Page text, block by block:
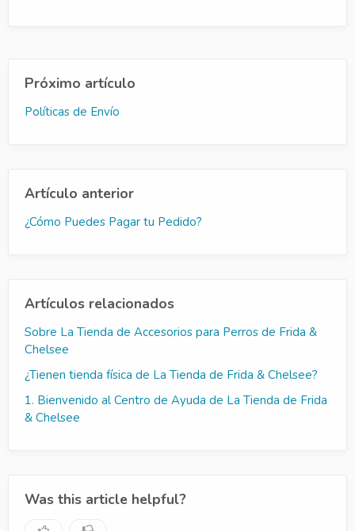
Próximo artículo
Políticas de Envío
Artículo anterior
¿Cómo Puedes Pagar tu Pedido?
Artículos relacionados
Sobre La Tienda de Accesorios para Perros de Frida &
Chelsee
¿Tienen tienda física de La Tienda de Frida & Chelsee?
1. Bienvenido al Centro de Ayuda de La Tienda de Frida
& Chelsee
Was this article helpful?